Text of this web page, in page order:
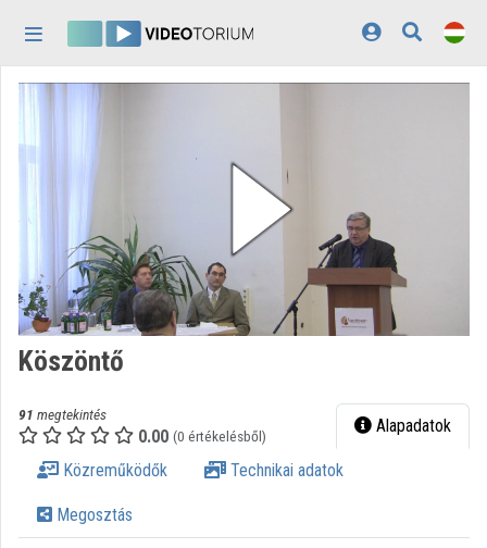
Kezdőlap
Kategóriák
Lejátszási listák
Intézmények
Közreműködők
Megjelenés:
Köszöntő
91 megtekintés
0.00 (0 értékelésből) Alapadatok
Közreműködők Technikai adatok
Megosztás